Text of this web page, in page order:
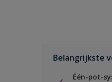
Belangrijkste
Één-pot-